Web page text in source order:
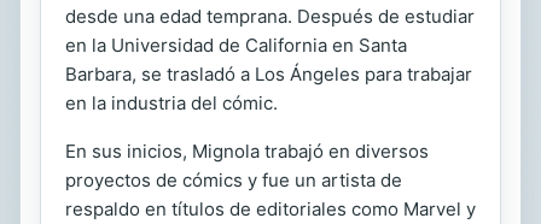
desde una edad temprana. Después de estudiar
en la Universidad de California en Santa
Barbara, se trasladó a Los Ángeles para trabajar
en la industria del cómic.
En sus inicios, Mignola trabajó en diversos
proyectos de cómics y fue un artista de
respaldo en títulos de editoriales como Marvel y